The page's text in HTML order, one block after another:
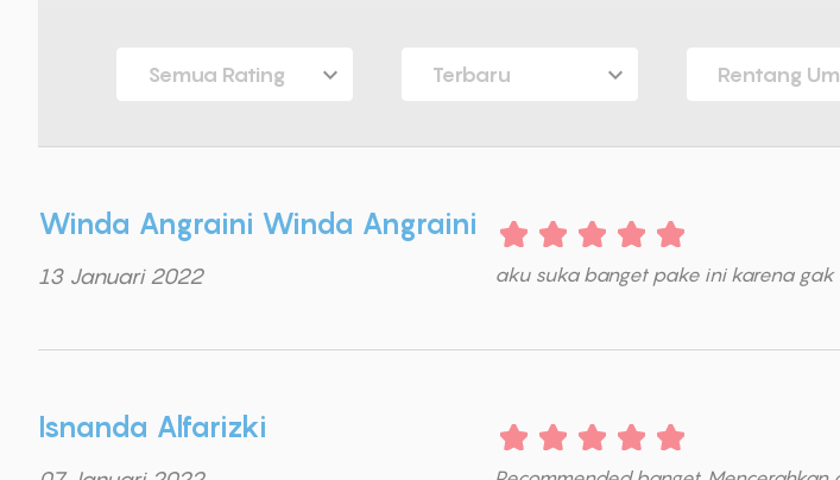
Semua Rating Terbaru Rentang
Winda Angraini Winda Angraini
13 Januari 2022 aku suka banget pake ini karena
Isnanda Alfarizki